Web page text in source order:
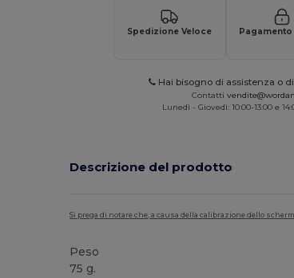
Spedizione Veloce Pagamento
Hai bisogno di assistenza o
Contatti
Lunedì - Giovedì: 10:00-13:00 e
Descrizione del prodotto
Si prega di notare che, a causa della calibrazione dello
Peso
75 g.